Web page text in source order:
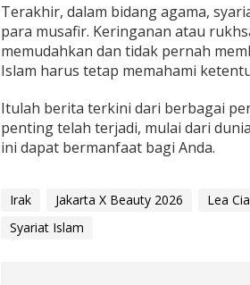
Terakhir, dalam bidang agama,
para musafir. Keringanan atau
memudahkan dan tidak pernah
Islam harus tetap memahami
Itulah berita terkini dari berbagai
penting telah terjadi, mulai dari
ini dapat bermanfaat bagi Anda.
Irak Jakarta X Beauty 2026 Lea
Syariat Islam